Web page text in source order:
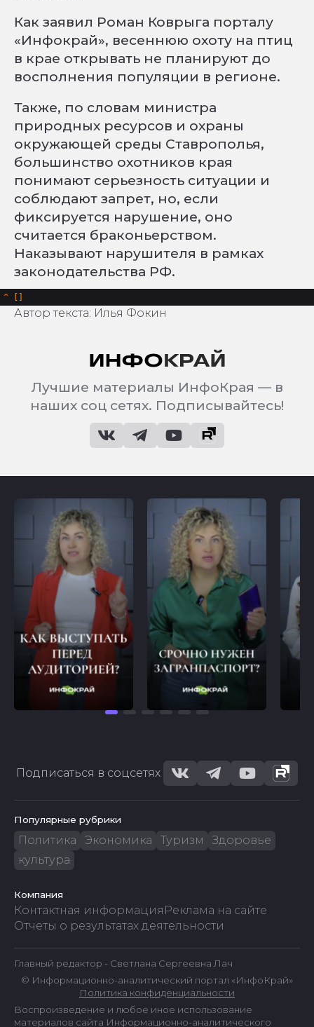
Как заявил Роман Коврыга порталу
«Инфокрай», весеннюю охоту на птиц
в крае открывать не планируют до
восполнения популяции в регионе.
Также, по словам министра
природных ресурсов и охраны
окружающей среды Ставрополья,
большинство охотников края
понимают серьезность ситуации и
соблюдают запрет, но, если
фиксируется нарушение, оно
считается браконьерством.
Наказывают нарушителя в рамках
законодательства РФ.
^
Автор текста: Илья Фокин
Лучшие материалы ИнфоКрая — в
наших соц сетях. Подписывайтесь!
Подписаться в соцсетях
Популярные рубрики
Политика Экономика Туризм
Здоровье
культура
Компания
Контактная информация Реклама на сайте
Отчеты о результатах деятельности
Главный редактор - Светлана Сергеевна Лач
© Информационно-аналитический портал «ИнфоКрай»
Политика конфиденциальности
Воспроизведение и любое иное использование
материалов сайта Информационно-аналитического